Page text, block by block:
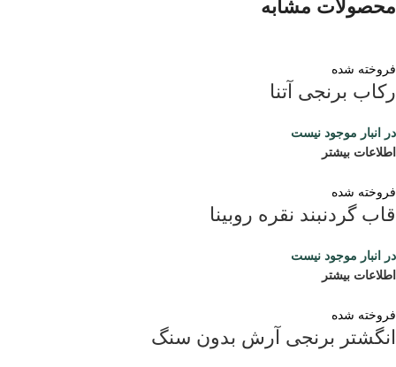
محصولات مشابه
فروخته شده
رکاب برنجی آتنا
در انبار موجود نیست
اطلاعات بیشتر
فروخته شده
قاب گردنبند نقره روبینا
در انبار موجود نیست
اطلاعات بیشتر
فروخته شده
انگشتر برنجی آرش بدون سنگ